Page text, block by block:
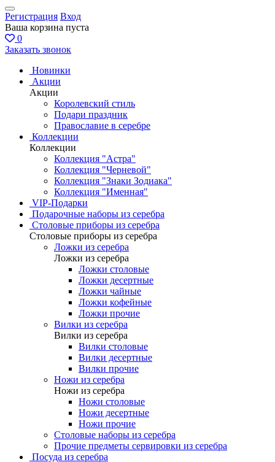
Регистрация Вход
Ваша корзина пуста
0
Заказать звонок
Новинки
Акции
Акции
Королевский стиль
Подари праздник
Православие в серебре
Коллекции
Коллекции
Коллекция "Астра"
Коллекция "Черневой"
Коллекция "Знаки Зодиака"
Коллекция "Именная"
VIP-Подарки
Подарочные наборы из серебра
Столовые приборы из серебра
Столовые приборы из серебра
Ложки из серебра
Ложки из серебра
Ложки столовые
Ложки десертные
Ложки чайные
Ложки кофейные
Ложки прочие
Вилки из серебра
Вилки из серебра
Вилки столовые
Вилки десертные
Вилки прочие
Ножи из серебра
Ножи из серебра
Ножи столовые
Ножи десертные
Ножи прочие
Столовые наборы из серебра
Прочие предметы сервировки из серебра
Посуда из серебра